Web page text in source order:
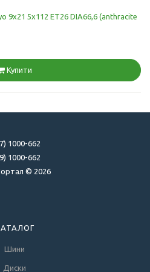
9x21 5x112 ET26 DIA66,6 (anthracite
Купити
1000-662
1000-662
© 2026
Шини
Диски